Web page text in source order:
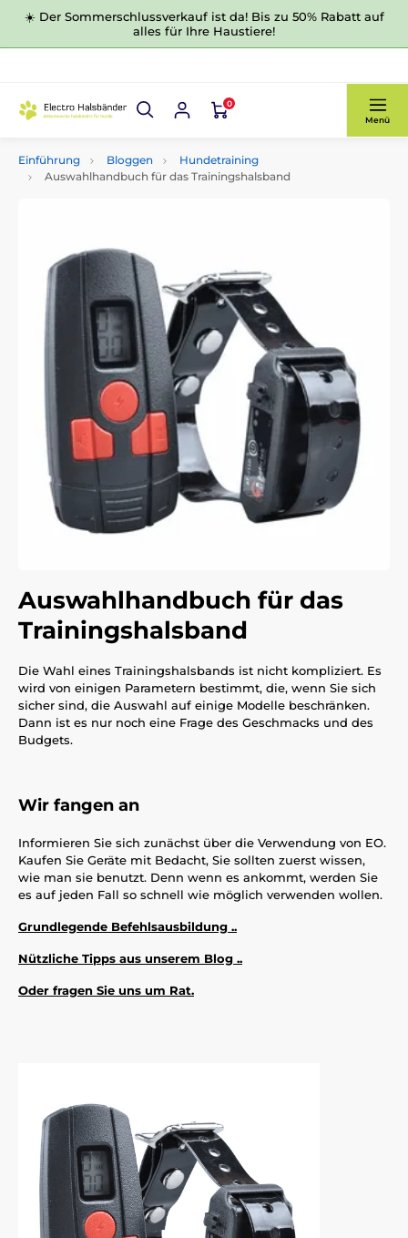
☀️ Der Sommerschlussverkauf ist da! Bis zu 50% Rabatt auf
alles für Ihre Haustiere!
0
Menü
Einführung Bloggen
Hundetraining
Auswahlhandbuch für das Trainingshalsband
Auswahlhandbuch für das
Trainingshalsband
Die Wahl eines Trainingshalsbands ist nicht kompliziert. Es
wird von einigen Parametern bestimmt, die, wenn Sie sich
sicher sind, die Auswahl auf einige Modelle beschränken.
Dann ist es nur noch eine Frage des Geschmacks und des
Budgets.
Wir fangen an
Informieren Sie sich zunächst über die Verwendung von EO.
Kaufen Sie Geräte mit Bedacht, Sie sollten zuerst wissen,
wie man sie benutzt. Denn wenn es ankommt, werden Sie
es auf jeden Fall so schnell wie möglich verwenden wollen.
Grundlegende Befehlsausbildung ..
Nützliche Tipps aus unserem Blog ..
Oder fragen Sie uns um Rat.